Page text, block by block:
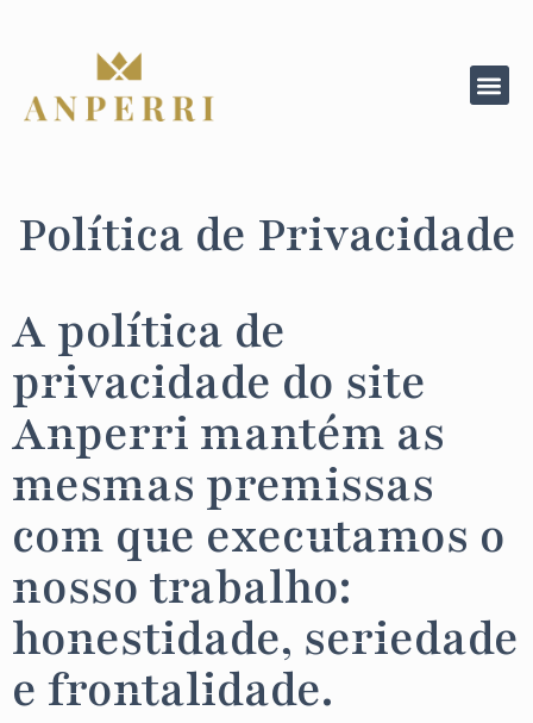
Política de Privacidade
A política de
privacidade do site
Anperri mantém as
mesmas premissas
com que executamos o
nosso trabalho:
honestidade, seriedade
e frontalidade.